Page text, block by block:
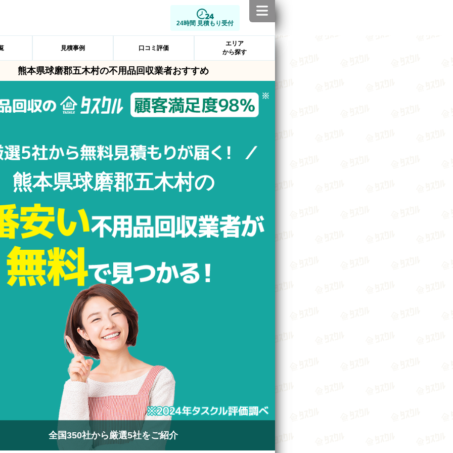
24時間 見積もり受付
見積事例 口コミ評価
エリア
から探す
熊本県球磨郡五木村の不用品回収業者おすすめ
熊本県球磨郡五木村の
全国350社から厳選5社をご紹介